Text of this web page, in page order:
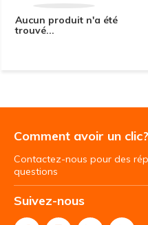
Aucun produit n'a été
trouvé...
Comment avoir un clic?
Contactez-nous pour des
questions
Suivez-nous